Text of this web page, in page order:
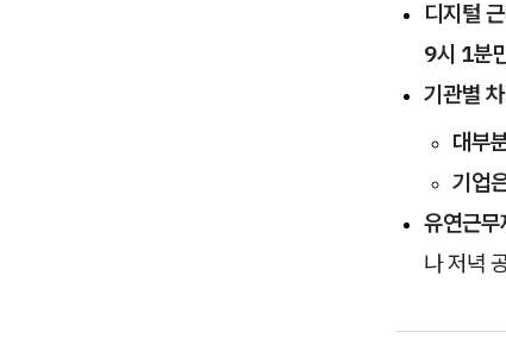
디지털
9시 1분
기관별
대부
기업
유연근무
나 저녁